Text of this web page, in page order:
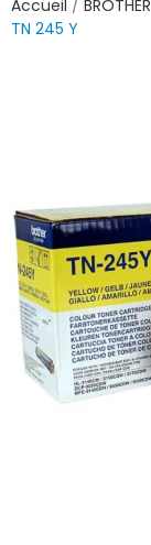
Accueil BROTHER
TN 245 Y